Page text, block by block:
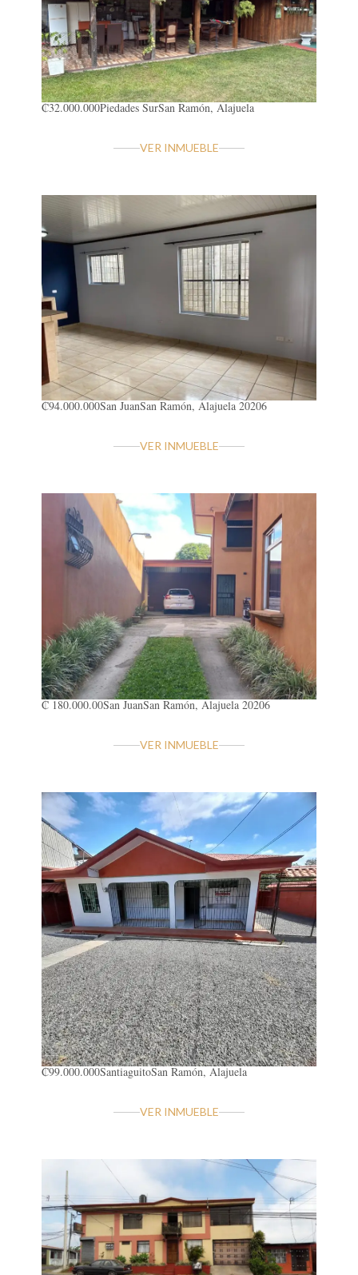
₡32.000.000Piedades SurSan Ramón, Alajuela
VER INMUEBLE
₡94.000.000San JuanSan Ramón, Alajuela 20206
VER INMUEBLE
₡ 180.000.00San JuanSan Ramón, Alajuela 20206
VER INMUEBLE
₡99.000.000SantiaguitoSan Ramón, Alajuela
VER INMUEBLE